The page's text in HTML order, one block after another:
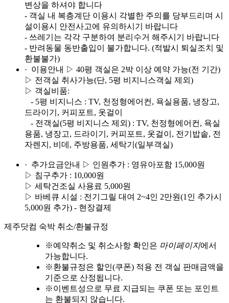
변상을 하셔야 합니다
- 객실 내 복층계단 이용시 각별한 주의를 당부드리며 시
설이용시 안전사고에 유의하시기 바랍니다
- 쓰레기는 각각 구분하여 분리수거 해주시기 바랍니다
- 반려동물 동반출입이 불가합니다. (적발시 퇴실조치 및
환불불가)
· 이용안내 ▷ 40평 객실은 2박 이상 예약 가능(전 기간)
▷ 전객실 취사가능(단, 5평 비지니스객실 제외)
▷ 객실비품:
- 5평 비지니스 : TV, 천정형에어컨, 욕실용품, 냉장고,
드라이기, 커피포트, 옷걸이
- 전객실(5평 비지니스 제외) : TV, 천정형에어컨, 욕실
용품, 냉장고, 드라이기, 커피포트, 옷걸이, 전기밥솥, 전
자렌지, 비데, 주방용품, 세탁기(일부객실)
· 추가요금안내 ▷ 인원추가 : 영유아포함 15,000원
▷ 침구추가 : 10,000원
▷ 세탁건조실 사용료 5,000원
▷ 바베큐 시설 : 전기그릴 대여 2~4인 2만원(1인 추가시
5,000원 추가) - 현장결제
제주닷컴 숙박 취소/환불규정
※예약취소 및 취소사항 확인은 마이페이지에서
가능합니다.
※환불규정은 할인(쿠폰) 적용 전 객실 판매금액을
기준으로 산정됩니다.
※이벤트성으로 무료 지급되는 쿠폰 또는 포인트
는 환불되지 않습니다.